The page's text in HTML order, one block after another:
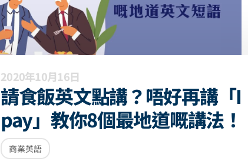
2020年10月16日
請食飯英文點講？唔好再講「I
pay」教你8個最地道嘅講法！
商業英語